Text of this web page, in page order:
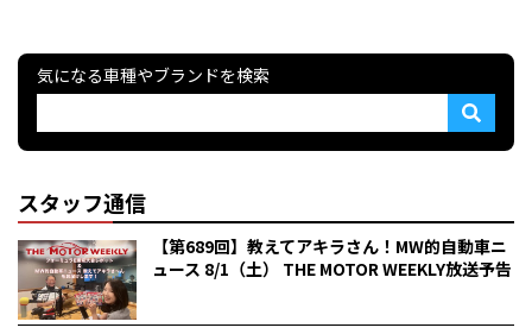
気になる車種やブランドを検索
スタッフ通信
【第689回】教えてアキラさん！MW的自動車ニ
ュース 8/1（土） THE MOTOR WEEKLY放送予告